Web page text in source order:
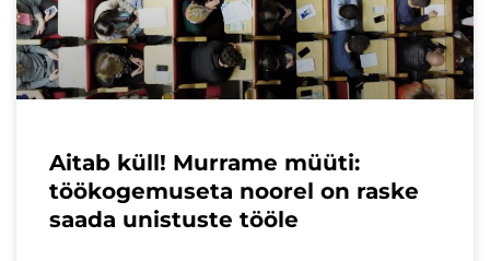
Aitab küll! Murrame müüti:
töökogemuseta noorel on raske
saada unistuste tööle